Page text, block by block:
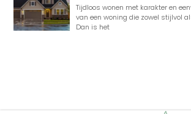
Tijdloos wonen met karakter en
van een woning die zowel stijlvol
Dan is het